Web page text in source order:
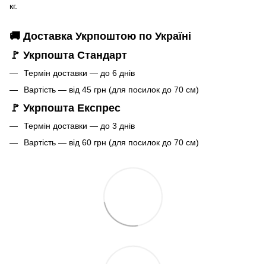
кг.
🚚 Доставка Укрпоштою по Україні
🚩 Укрпошта Стандарт
Термін доставки — до 6 днів
Вартість — від 45 грн (для посилок до 70 см)
🚩 Укрпошта Експрес
Термін доставки — до 3 днів
Вартість — від 60 грн (для посилок до 70 см)